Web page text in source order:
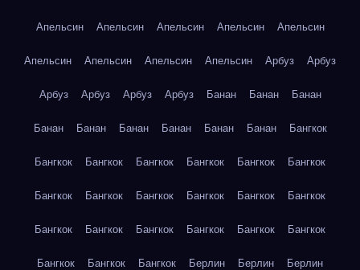
Апельсин Апельсин Апельсин Апельсин Апельсин
Апельсин Апельсин Апельсин Апельсин Арбуз Арбуз
Арбуз Арбуз Арбуз Арбуз Банан Банан Банан
Банан Банан Банан Банан Банан Банан Бангкок
Бангкок Бангкок Бангкок Бангкок Бангкок Бангкок
Бангкок Бангкок Бангкок Бангкок Бангкок Бангкок
Бангкок Бангкок Бангкок Бангкок Бангкок Бангкок
Бангкок Бангкок Бангкок Берлин Берлин Берлин